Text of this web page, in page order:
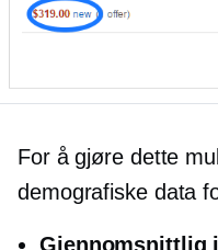
For å gjøre dette
demografiske data
Gjennomsnittlig